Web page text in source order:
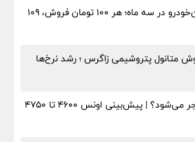
زیان ۲۲.۵ همتی ایران‌خودرو در سه ماه؛ هر ۱۰۰ تومان فروش، ۱۰۹
فروش متانول پتروشیمی زاگرس ؛ رشد نرخ‌ها
قیمت طلا دوباره منفجر می‌شود؟ | پیش‌بینی اونس ۴۶۰۰ تا ۴۷۵۰